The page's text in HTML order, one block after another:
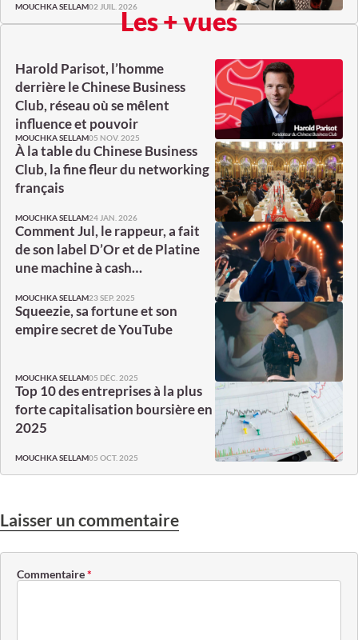
MOUCHKA SELLAM02 JUIL. 2026Les + vues
Harold Parisot, l’homme
derrière le Chinese Business
Club, réseau où se mêlent
influence et pouvoir
MOUCHKA SELLAM05 NOV. 2025
À la table du Chinese Business
Club, la fine fleur du networking
français
MOUCHKA SELLAM24 JAN. 2026
Comment Jul, le rappeur, a fait
de son label D’Or et de Platine
une machine à cash…
MOUCHKA SELLAM23 SEP. 2025
Squeezie, sa fortune et son
empire secret de YouTube
MOUCHKA SELLAM05 DÉC. 2025
Top 10 des entreprises à la plus
forte capitalisation boursière en
2025
MOUCHKA SELLAM05 OCT. 2025
Laisser un commentaire
Commentaire*